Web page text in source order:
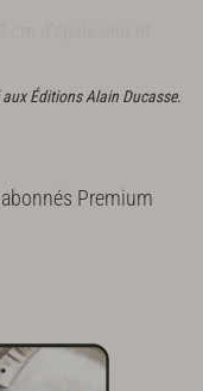
Éditions Alain Ducasse.
Premium